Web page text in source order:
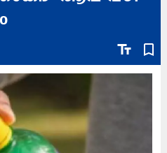
text_fields bookmark_border